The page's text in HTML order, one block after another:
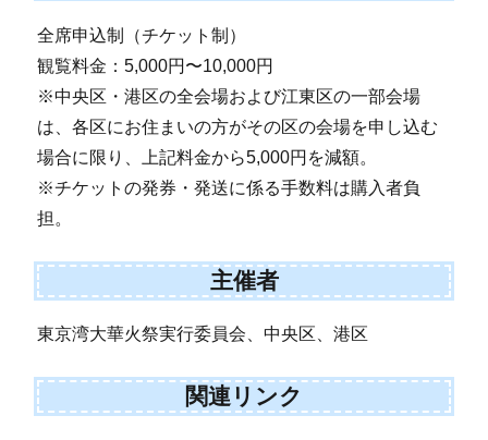
全席申込制（チケット制）
観覧料金：5,000円〜10,000円
※中央区・港区の全会場および江東区の一部会場
は、各区にお住まいの方がその区の会場を申し込む
場合に限り、上記料金から5,000円を減額。
※チケットの発券・発送に係る手数料は購入者負
担。
主催者
東京湾大華火祭実行委員会、中央区、港区
関連リンク